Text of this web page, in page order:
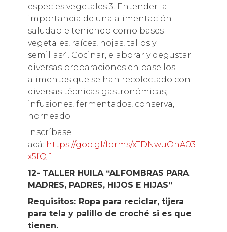
especies vegetales 3. Entender la
importancia de una alimentación
saludable teniendo como bases
vegetales, raíces, hojas, tallos y
semillas4. Cocinar, elaborar y degustar
diversas preparaciones en base los
alimentos que se han recolectado con
diversas técnicas gastronómicas;
infusiones, fermentados, conserva,
horneado.
Inscríbase
acá: https://goo.gl/forms/xTDNwuOnA03
x5fQl1
12- TALLER HUILA “ALFOMBRAS PARA
MADRES, PADRES, HIJOS E HIJAS”
Requisitos: Ropa para reciclar, tijera
para tela y palillo de croché si es que
tienen.